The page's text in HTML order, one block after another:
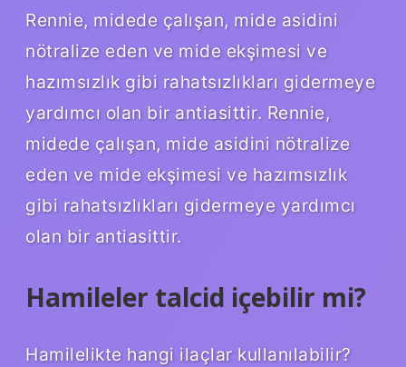
Rennie, midede çalışan, mide asidini
nötralize eden ve mide ekşimesi ve
hazımsızlık gibi rahatsızlıkları gidermeye
yardımcı olan bir antiasittir. Rennie,
midede çalışan, mide asidini nötralize
eden ve mide ekşimesi ve hazımsızlık
gibi rahatsızlıkları gidermeye yardımcı
olan bir antiasittir.
Hamileler talcid içebilir mi?
Hamilelikte hangi ilaçlar kullanılabilir?